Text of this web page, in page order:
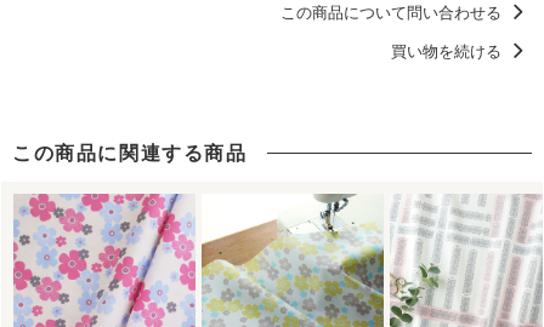
この商品について問い合わせる
買い物を続ける
この商品に関連する商品